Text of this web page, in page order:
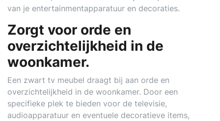
van je entertainmentapparatuur en decoraties.
Zorgt voor orde en
overzichtelijkheid in de
woonkamer.
Een zwart tv meubel draagt bij aan orde en
overzichtelijkheid in de woonkamer. Door een
specifieke plek te bieden voor de televisie,
audioapparatuur en eventuele decoratieve items,